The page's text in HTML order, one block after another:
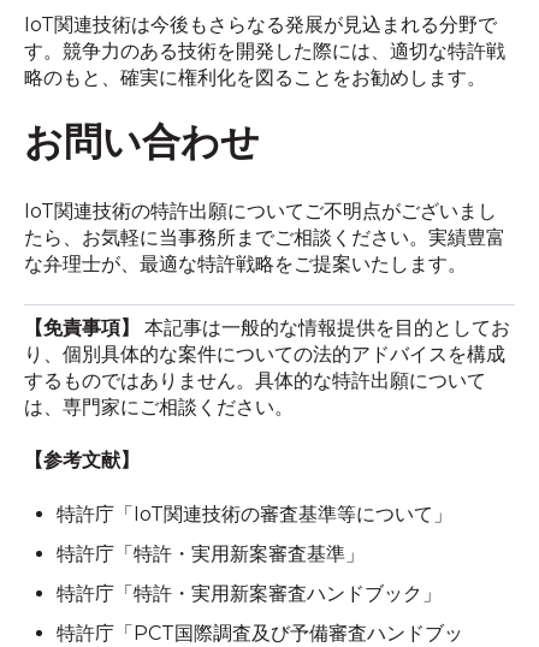
IoT関連技術は今後もさらなる発展が見込まれる分野で
す。競争力のある技術を開発した際には、適切な特許戦
略のもと、確実に権利化を図ることをお勧めします。
お問い合わせ
IoT関連技術の特許出願についてご不明点がございまし
たら、お気軽に当事務所までご相談ください。実績豊富
な弁理士が、最適な特許戦略をご提案いたします。
【免責事項】
本記事は一般的な情報提供を目的としてお
り、個別具体的な案件についての法的アドバイスを構成
するものではありません。具体的な特許出願について
は、専門家にご相談ください。
【参考文献】
特許庁「IoT関連技術の審査基準等について」
特許庁「特許・実用新案審査基準」
特許庁「特許・実用新案審査ハンドブック」
特許庁「PCT国際調査及び予備審査ハンドブッ